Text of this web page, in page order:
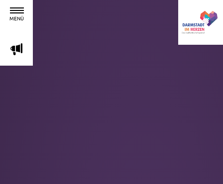
MENÜ
m